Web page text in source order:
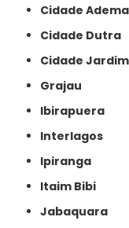
Cidade
Cidade Dutra
Cidade Jardim
Grajau
Ibirapuera
Interlagos
Ipiranga
Itaim Bibi
Jabaquara